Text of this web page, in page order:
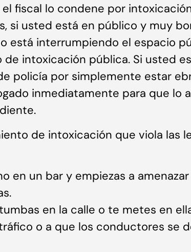
fiscal lo condene por
si usted está en público y muy
está interrumpiendo el espacio
intoxicación pública. Si usted es
policía por simplemente estar
inmediatamente para que lo
de intoxicación que viola las
en un bar y empiezas a amenazar
en la calle o te metes en
o a que los conductores se